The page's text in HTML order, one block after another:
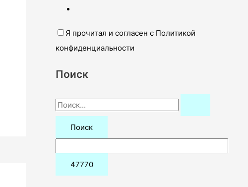
Я прочитал и согласен с Политикой
конфиденциальности
Поиск
П
о
: